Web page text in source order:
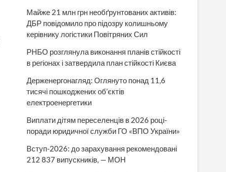
Майже 21 млн грн необґрунтованих активів:
ДБР повідомило про підозру колишньому
керівнику логістики Повітряних Сил
РНБО розглянула виконання планів стійкості
в регіонах і затвердила план стійкості Києва
Держенергонагляд: Оглянуто понад 11,6
тисячі пошкоджених об’єктів
електроенергетики
Виплати дітям переселенців в 2026 році-
поради юридичної служби ГО «ВПО України»
Вступ-2026: до зарахування рекомендовані
212 837 випускників, — МОН